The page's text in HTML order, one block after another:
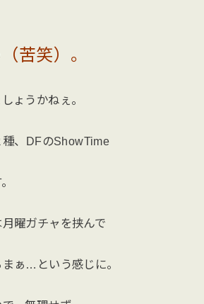
苦笑）。
ょうかねぇ。
種、DFのShowTime
曜ガチャを挟んで
ぁ…という感じに。